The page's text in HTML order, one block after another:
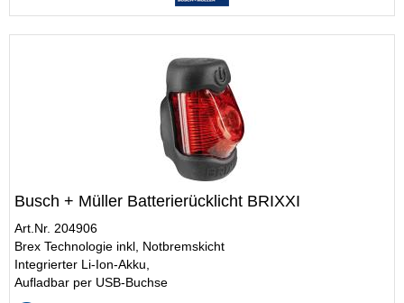
Busch + Müller Batterierücklicht BRIXXI
Art.Nr. 204906
Brex Technologie inkl, Notbremskicht
Integrierter Li-Ion-Akku,
Aufladbar per USB-Buchse